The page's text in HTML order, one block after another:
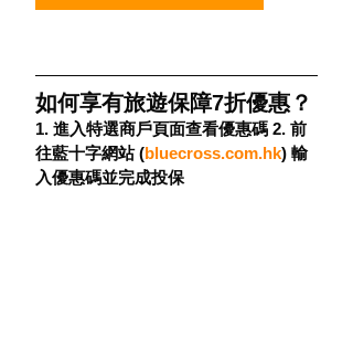
如何享有旅遊保障7折優惠？
1. 進入特選商戶頁面查看優惠碼 2. 前
往藍十字網站 (bluecross.com.hk) 輸
入優惠碼並完成投保